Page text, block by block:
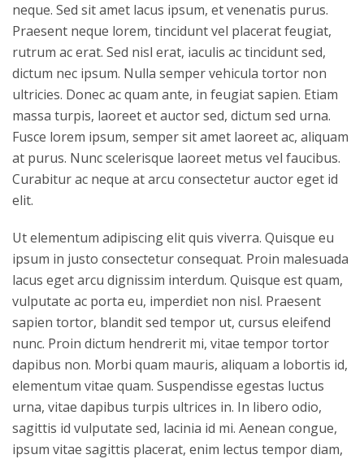
neque. Sed sit amet lacus ipsum, et venenatis purus.
Praesent neque lorem, tincidunt vel placerat feugiat,
rutrum ac erat. Sed nisl erat, iaculis ac tincidunt sed,
dictum nec ipsum. Nulla semper vehicula tortor non
ultricies. Donec ac quam ante, in feugiat sapien. Etiam
massa turpis, laoreet et auctor sed, dictum sed urna.
Fusce lorem ipsum, semper sit amet laoreet ac, aliquam
at purus. Nunc scelerisque laoreet metus vel faucibus.
Curabitur ac neque at arcu consectetur auctor eget id
elit.
Ut elementum adipiscing elit quis viverra. Quisque eu
ipsum in justo consectetur consequat. Proin malesuada
lacus eget arcu dignissim interdum. Quisque est quam,
vulputate ac porta eu, imperdiet non nisl. Praesent
sapien tortor, blandit sed tempor ut, cursus eleifend
nunc. Proin dictum hendrerit mi, vitae tempor tortor
dapibus non. Morbi quam mauris, aliquam a lobortis id,
elementum vitae quam. Suspendisse egestas luctus
urna, vitae dapibus turpis ultrices in. In libero odio,
sagittis id vulputate sed, lacinia id mi. Aenean congue,
ipsum vitae sagittis placerat, enim lectus tempor diam,